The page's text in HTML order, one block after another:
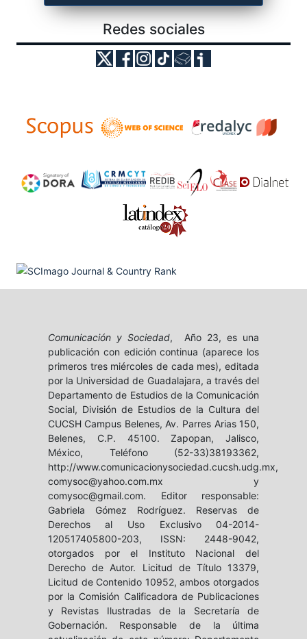
Redes sociales
Comunicación y Sociedad, Año 23, es una
publicación con edición continua (aparece los
primeros tres miércoles de cada mes), editada
por la Universidad de Guadalajara, a través del
Departamento de Estudios de la Comunicación
Social, División de Estudios de la Cultura del
CUCSH Campus Belenes, Av. Parres Arias 150,
Belenes, C.P. 45100. Zapopan, Jalisco,
México, Teléfono (52-33)38193362,
http://www.comunicacionysociedad.cucsh.udg.mx,
comysoc@yahoo.com.mx y
comysoc@gmail.com. Editor responsable:
Gabriela Gómez Rodríguez. Reservas de
Derechos al Uso Exclusivo 04-2014-
120517405800-203, ISSN: 2448-9042,
otorgados por el Instituto Nacional del
Derecho de Autor. Licitud de Título 13379,
Licitud de Contenido 10952, ambos otorgados
por la Comisión Calificadora de Publicaciones
y Revistas Ilustradas de la Secretaría de
Gobernación. Responsable de la última